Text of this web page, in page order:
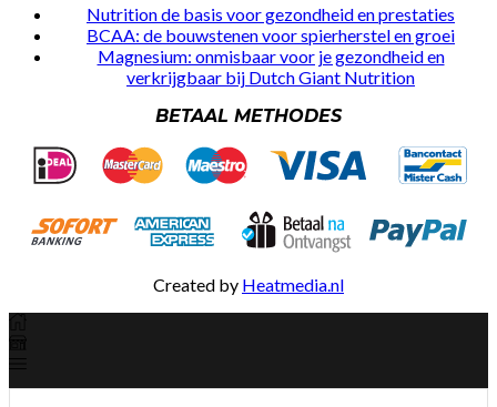
Nutrition de basis voor gezondheid en prestaties
BCAA: de bouwstenen voor spierherstel en groei
Magnesium: onmisbaar voor je gezondheid en
verkrijgbaar bij Dutch Giant Nutrition
BETAAL METHODES
Created by Heatmedia.nl